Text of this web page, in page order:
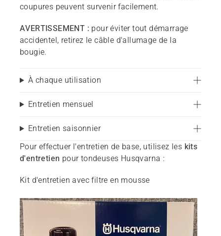
coupures peuvent survenir facilement.
AVERTISSEMENT : pour éviter tout démarrage
accidentel, retirez le câble d'allumage de la
bougie.
À chaque utilisation
Entretien mensuel
Entretien saisonnier
Pour effectuer l'entretien de base, utilisez les kits
d'entretien pour tondeuses Husqvarna :
Kit d'entretien avec filtre en mousse